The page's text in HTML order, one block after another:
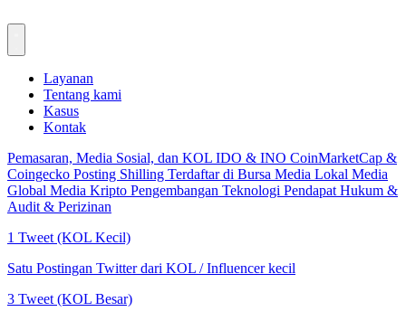
Layanan
Tentang kami
Kasus
Kontak
Pemasaran, Media Sosial, dan KOL IDO & INO CoinMarketCap &
Coingecko Posting Shilling Terdaftar di Bursa Media Lokal Media
Global Media Kripto Pengembangan Teknologi Pendapat Hukum &
Audit & Perizinan
1 Tweet (KOL Kecil)
Satu Postingan Twitter dari KOL / Influencer kecil
3 Tweet (KOL Besar)